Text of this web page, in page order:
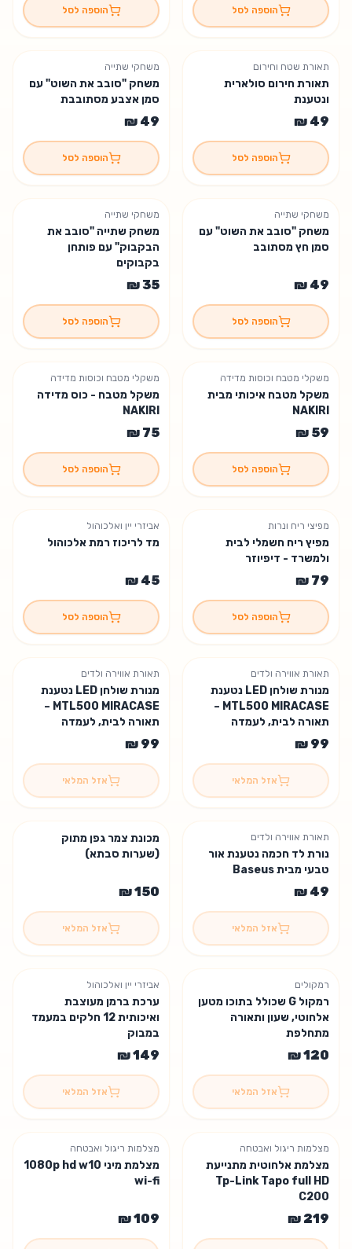
הוספה לסל הוספה לסל
תאורת שטח וחירום
תאורת חירום סולארית
ונטענת
הוספה לסל
משחקי שתייה
משחק "סובב את השוט" עם
סמן אצבע מסתובבת
הוספה לסל
משחקי שתייה
משחק "סובב את השוט" עם
סמן חץ מסתובב
הוספה לסל
משחקי שתייה
משחק שתייה "סובב את
הבקבוק" עם פותחן
בקבוקים
הוספה לסל
משקלי מטבח וכוסות מדידה
משקל מטבח איכותי מבית
NAKIRI
הוספה לסל
משקלי מטבח וכוסות מדידה
משקל מטבח - כוס מדידה
NAKIRI
הוספה לסל
מפיצי ריח ונרות
מפיץ ריח חשמלי לבית
ולמשרד - דיפיוזר
הוספה לסל
אביזרי יין ואלכוהול
מד לריכוז רמת אלכוהול
הוספה לסל
אזל המלאי 😢
תאורת אווירה ולדים
מנורת שולחן LED נטענת
MTL500 MIRACASE –
תאורה לבית, לעמדה
ולמשרד - ברונזה
אזל המלאי
אזל המלאי 😢
תאורת אווירה ולדים
מנורת שולחן LED נטענת
MTL500 MIRACASE –
תאורה לבית, לעמדה
ולמשרד - שחור מטאלי
אזל המלאי
אזל המלאי 😢
תאורת אווירה ולדים
נורת לד חכמה נטענת אור
טבעי מבית Baseus
אזל המלאי
אזל המלאי 😢
מכונת צמר גפן מתוק
(שערות סבתא)
אזל המלאי
אזל המלאי 😢
רמקולים
רמקול G שכולל בתוכו מטען
אלחוטי, שעון ותאורה
מתחלפת
אזל המלאי
אזל המלאי 😢
אביזרי יין ואלכוהול
ערכת ברמן מעוצבת
ואיכותית 12 חלקים במעמד
במבוק
אזל המלאי
אזל המלאי 😢
מצלמות ריגול ואבטחה
מצלמת אלחוטית מתנייעת
Tp-Link Tapo full HD
C200
אזל המלאי 😢
מצלמות ריגול ואבטחה
מצלמת מיני 1080p hd w10
wi-fi